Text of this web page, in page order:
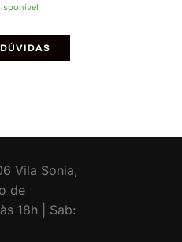
Vila Sonia,
de
18h | Sab: